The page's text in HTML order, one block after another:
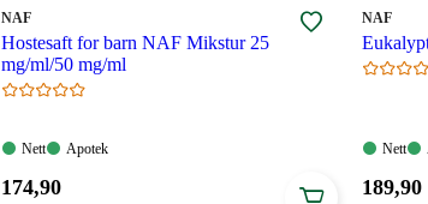
MERKE
NAF
Hostesaft for barn NAF Mikstur 25
mg/ml/50 mg/ml
Nett:
Nett
Apotek:
Apotek
Pris:
174,90
MERKE
NAF
Nett:
Nett
Pris:
189,90